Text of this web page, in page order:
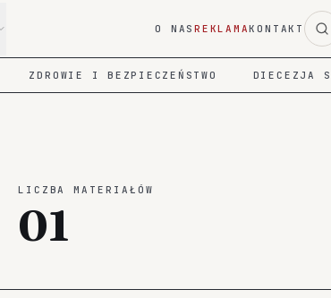
O NASREKLAMAKONTAKT
ZDROWIE I BEZPIECZEŃSTWO DIECEZJA
LICZBA MATERIAŁÓW
01